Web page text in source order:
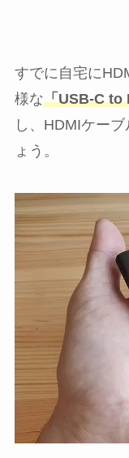
すでに自宅に
様な「USB-C to
し、HDMIケー
ょう。